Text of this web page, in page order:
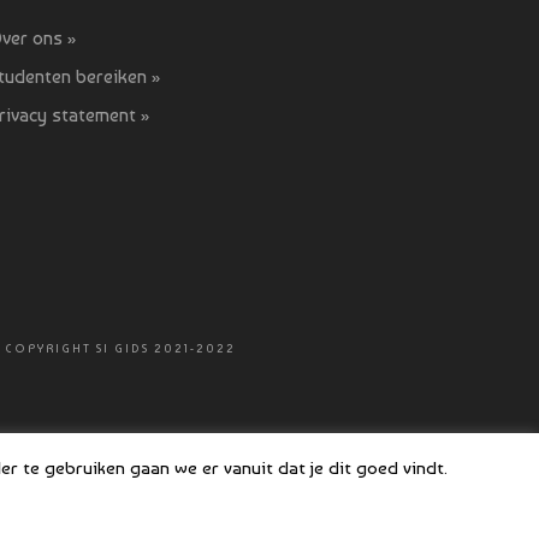
ons »
bereiken »
statement »
SI GIDS 2021-2022
te gebruiken gaan we er vanuit dat je dit goed vindt.